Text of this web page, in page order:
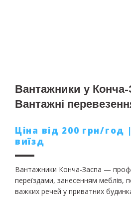
Вантажники у Конча-
Вантажні
Ціна від 200 грн/
виїзд
Вантажники Конча-Заспа —
переїздами, занесенням меблів,
важких речей у приватних